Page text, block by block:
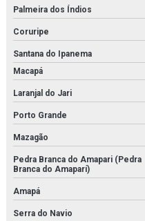
Sistema multi barreira para
Sondex
Temporizador danfoss
Tetpor air
Trocador de calor brasado
Trocador de calor a placas
Valvula balanceadora
Válvula de controle de pressão
Palmeira dos Índios
Coruripe
Santana do Ipanema
Macapá
Laranjal do Jari
Porto Grande
Mazagão
Pedra Branca do Amapari (Pedra
Branca do Amaparí)
Amapá
Serra do Navio